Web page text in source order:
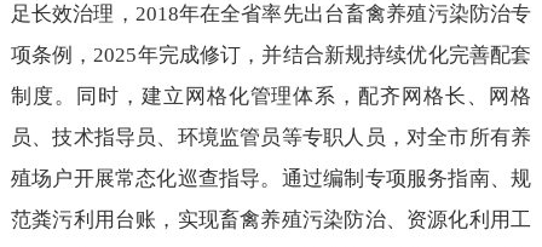
足长效治理，2018年在全省率先出台畜禽养殖污染防治专
项条例，2025年完成修订，并结合新规持续优化完善配套
制度。同时，建立网格化管理体系，配齐网格长、网格
员、技术指导员、环境监管员等专职人员，对全市所有养
殖场户开展常态化巡查指导。通过编制专项服务指南、规
范粪污利用台账，实现畜禽养殖污染防治、资源化利用工